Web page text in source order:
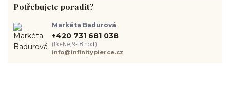
Potřebujete poradit?
Markéta Badurová
+420 731 681 038
(Po-Ne, 9-18 hod.)
info@infinitypierce.cz